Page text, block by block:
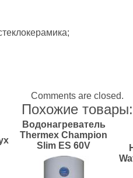
Comments are closed.
Похожие товары:
Водонагреватель
Thermex Champion
Slim ES 60V